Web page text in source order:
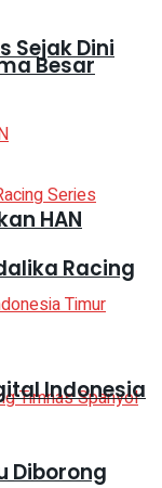
Besar
Racing
Diborong
Sejak Dini
HAN
Indonesia